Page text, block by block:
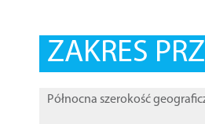
ZAKRES
Północna szerokość